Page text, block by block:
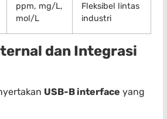
ppm, mg/L,
mol/L
Fleksibel lintas
industri
dan Integrasi
USB-B interface yang